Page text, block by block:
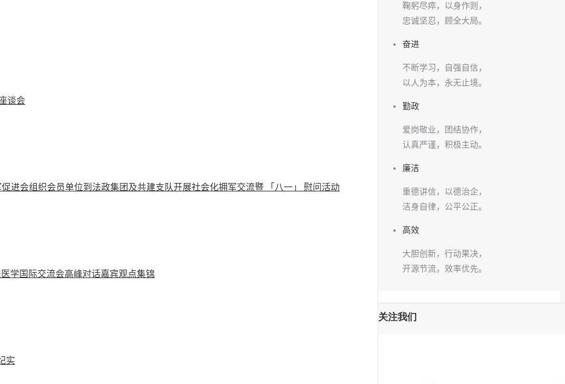
谈会
会组织会员单位到法政集团及共建支队开展社会化拥军交流暨 「八一」 慰问活动
学国际交流会高峰对话嘉宾观点集锦
实
鞠躬尽瘁，以身作则，
忠诚坚忍，顾全大局。
奋进
不断学习，自强自信，
以人为本，永无止境。
勤政
爱岗敬业，团结协作，
认真严谨，积极主动。
廉洁
重德讲信，以德治企，
洁身自律，公平公正。
高效
大胆创新，行动果决，
开源节流，效率优先。
关注我们